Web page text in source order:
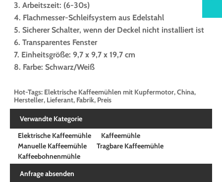
3. Arbeitszeit: (6-30s)
4. Flachmesser-Schleifsystem aus Edelstahl
5. Sicherer Schalter, wenn der Deckel nicht installiert ist
6. Transparentes Fenster
7. Einheitsgröße: 9,7 x 9,7 x 19,7 cm
8. Farbe: Schwarz/Weiß
Hot-Tags: Elektrische Kaffeemühlen mit Kupfermotor, China,
Hersteller, Lieferant, Fabrik, Preis
Verwandte Kategorie
Elektrische Kaffeemühle
Kaffeemühle
Manuelle Kaffeemühle
Tragbare Kaffeemühle
Kaffeebohnenmühle
Anfrage absenden